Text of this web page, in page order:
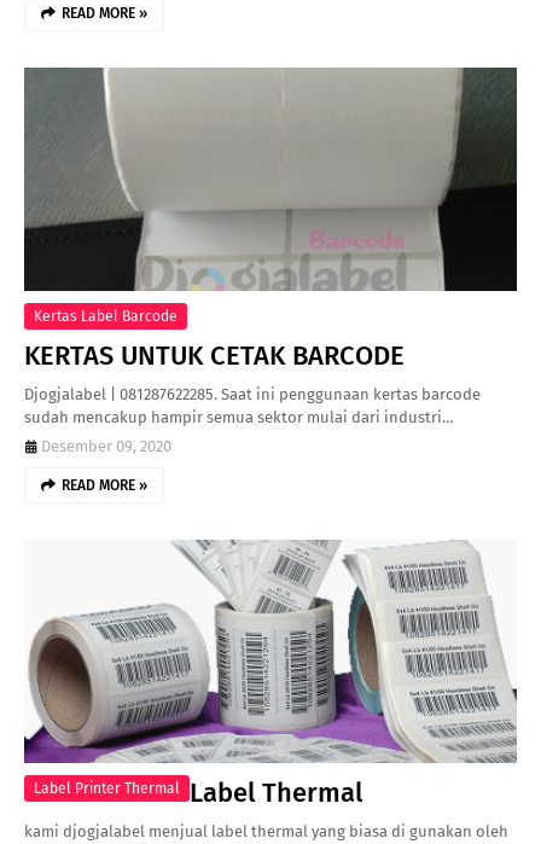
READ MORE »
Kertas Label Barcode
KERTAS UNTUK CETAK BARCODE
Djogjalabel | 081287622285. Saat ini penggunaan kertas barcode
sudah mencakup hampir semua sektor mulai dari industri…
Desember 09, 2020
READ MORE »
Label Printer Thermal Label Thermal
kami djogjalabel menjual label thermal yang biasa di gunakan oleh